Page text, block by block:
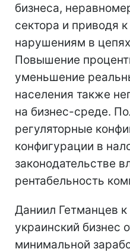
бизнеса,
сектора и приводя
нарушениям в
Повышение
уменьшение
населения также
на бизнес-среде.
регуляторные
конфигурации в
законодательстве
рентабельность
Даниил Гетманцев
украинский бизнес
минимальной